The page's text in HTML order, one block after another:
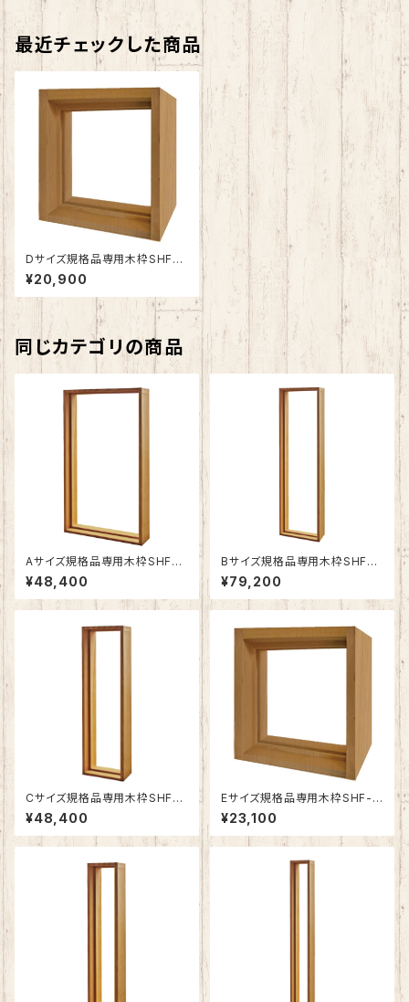
最近チェックした商品
Dサイズ規格品専用木枠SHF-Z
D1
¥20,900
同じカテゴリの商品
Aサイズ規格品専用木枠SHF-Z
A1
¥48,400
Bサイズ規格品専用木枠SHF-Z
B1
¥79,200
Cサイズ規格品専用木枠SHF-Z
C1
¥48,400
Eサイズ規格品専用木枠SHF-Z
E1
¥23,100